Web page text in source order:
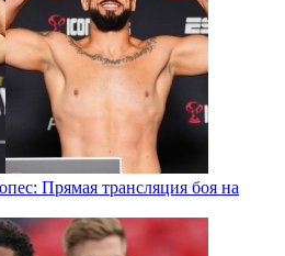
Прямая трансляция боя на